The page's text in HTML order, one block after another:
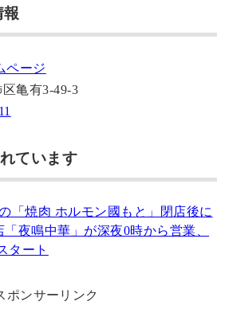
報
ページ
亀有3-49-3
ています
「焼肉 ホルモン國もと」閉店後に
「夜鳴中華」が深夜0時から営業、
タート
ポンサーリンク